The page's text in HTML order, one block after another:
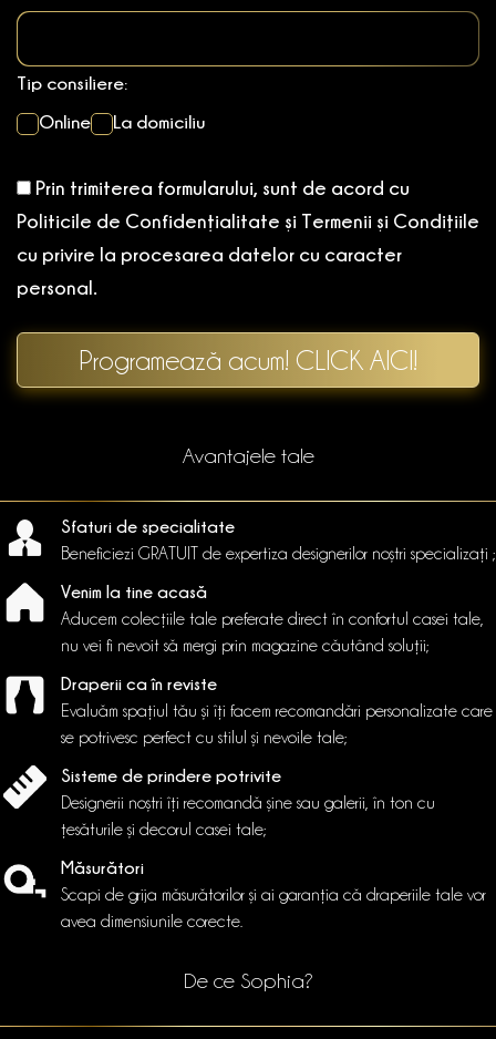
Tip consiliere:
Online
La domiciliu
Prin trimiterea formularului, sunt de acord cu
Politicile de Confidențialitate și Termenii și Condițiile
cu privire la procesarea datelor cu caracter
personal.
Programează acum! CLICK AICI!
Avantajele tale
Sfaturi de specialitate
Beneficiezi GRATUIT de expertiza designerilor noștri specializați ;
Venim la tine acasă
Aducem colecțiile tale preferate direct în confortul casei tale,
nu vei fi nevoit să mergi prin magazine căutând soluții;
Draperii ca în reviste
Evaluăm spațiul tău și îți facem recomandări personalizate care
se potrivesc perfect cu stilul și nevoile tale;
Sisteme de prindere potrivite
Designerii noștri îți recomandă șine sau galerii, în ton cu
țesăturile și decorul casei tale;
Măsurători
Scapi de grija măsurătorilor și ai garanția că draperiile tale vor
avea dimensiunile corecte.
De ce Sophia?